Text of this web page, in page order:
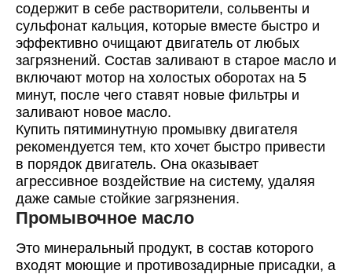
содержит в себе растворители, сольвенты и
сульфонат кальция, которые вместе быстро и
эффективно очищают двигатель от любых
загрязнений. Состав заливают в старое масло и
включают мотор на холостых оборотах на 5
минут, после чего ставят новые фильтры и
заливают новое масло.
Купить пятиминутную промывку двигателя
рекомендуется тем, кто хочет быстро привести
в порядок двигатель. Она оказывает
агрессивное воздействие на систему, удаляя
даже самые стойкие загрязнения.
Промывочное масло
Это минеральный продукт, в состав которого
входят моющие и противозадирные присадки, а